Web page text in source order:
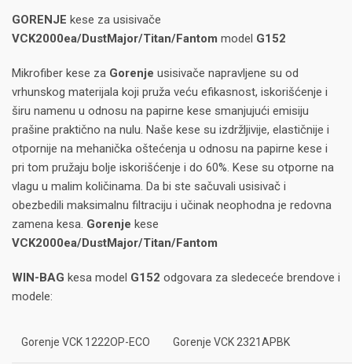
GORENJE kese za usisivače
VCK2000ea/DustMajor/Titan/Fantom model G152
Mikrofiber kese za Gorenje usisivače napravljene su od
vrhunskog materijala koji pruža veću efikasnost, iskorišćenje i
širu namenu u odnosu na papirne kese smanjujući emisiju
prašine praktično na nulu. Naše kese su izdržljivije, elastičnije i
otpornije na mehanička oštećenja u odnosu na papirne kese i
pri tom pružaju bolje iskorišćenje i do 60%. Kese su otporne na
vlagu u malim količinama. Da bi ste sačuvali usisivač i
obezbedili maksimalnu filtraciju i učinak neophodna je redovna
zamena kesa. Gorenje kese
VCK2000ea/DustMajor/Titan/Fantom
WIN-BAG kesa model G152 odgovara za sledeceće brendove i
modele:
Gorenje VCK 1222OP-ECO Gorenje VCK 2321APBK